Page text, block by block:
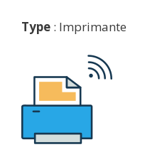
Type : Imprimante